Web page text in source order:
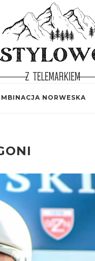
NORWESKA